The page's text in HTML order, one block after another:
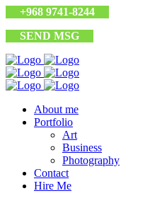
+968 9741-8244
SEND MSG
About me
Portfolio
Art
Business
Photography
Contact
Hire Me